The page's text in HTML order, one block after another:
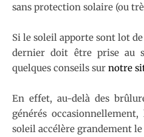
sans protection solaire (ou
Si le soleil apporte sont lot
dernier doit être prise au
quelques conseils sur notre
En effet, au-delà des
générés
soleil accélère grandement